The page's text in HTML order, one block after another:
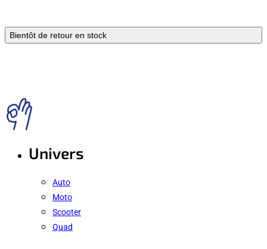
Bientôt de retour en stock
Univers
Auto
Moto
Scooter
Quad